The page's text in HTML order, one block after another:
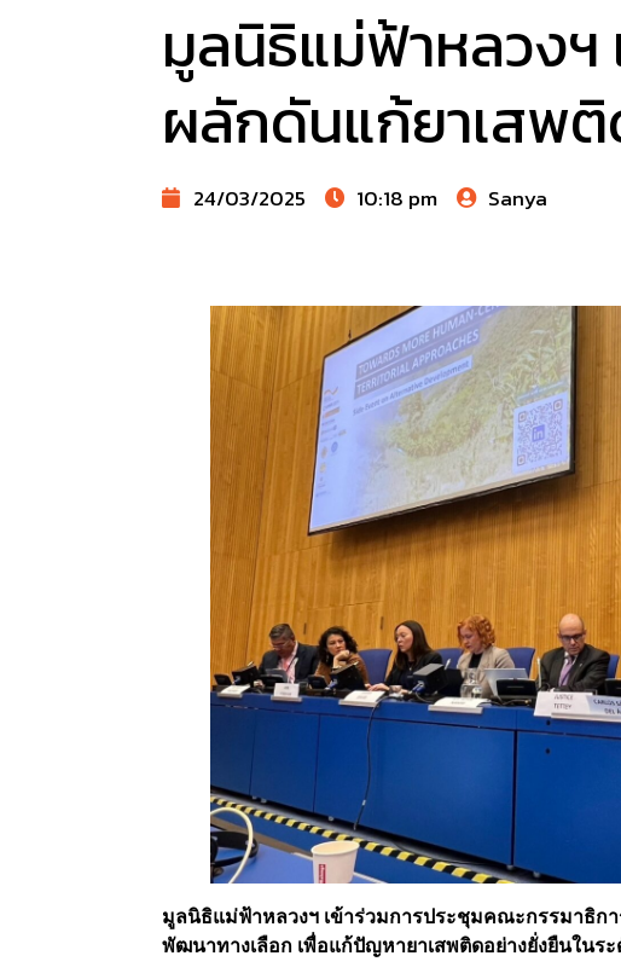
มูลนิธิแม่ฟ้าหลวงฯ
ผลักดันแก้ยาเสพติ
24/03/2025 10:18 pm Sanya
มูลนิธิแม่ฟ้าหลวงฯ เข้าร่วมการประชุมคณะกรรมาธิก
พัฒนาทางเลือก เพื่อแก้ปัญหายาเสพติดอย่างยั่งยืนในร